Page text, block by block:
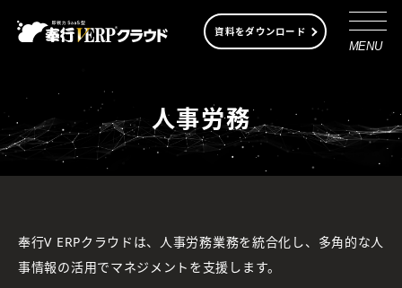
資料をダウンロード
MENU
人事労務
奉行V ERPクラウドは、人事労務業務を統合化し、多角的な人
事情報の活用でマネジメントを支援します。